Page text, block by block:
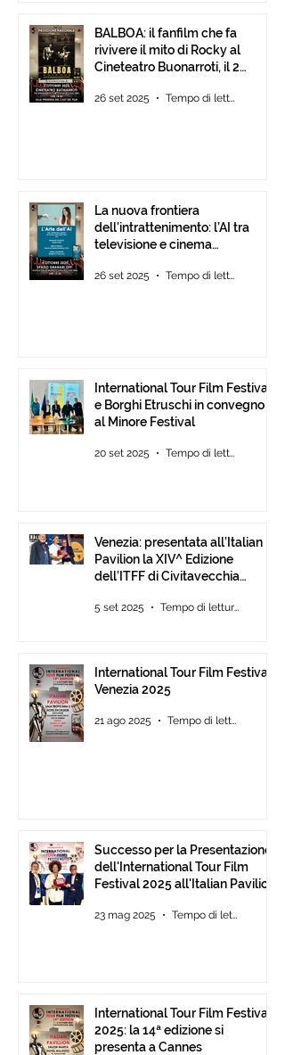
BALBOA: il fanfilm che fa
rivivere il mito di Rocky al
Cineteatro Buonarroti, il 2
26 set 2025 Tempo di lettura: 1 min
La nuova frontiera
dell’intrattenimento: l’AI tra
televisione e cinema
26 set 2025 Tempo di lettura: 1 min
International Tour Film Festival
e Borghi Etruschi in convegno
al Minore Festival
20 set 2025 Tempo di lettura: 1 min
Venezia: presentata all’Italian
Pavilion la XIV^ Edizione
dell’ITFF di Civitavecchia
Award 2025
5 set 2025 Tempo di lettura: 3 min
International Tour Film Festival
Venezia 2025
21 ago 2025 Tempo di lettura: 3 min
Successo per la Presentazione
dell'International Tour Film
Festival 2025 all'Italian Pavilion
23 mag 2025 Tempo di lettura: 2 min
International Tour Film Festival
2025: la 14ª edizione si
presenta a Cannes